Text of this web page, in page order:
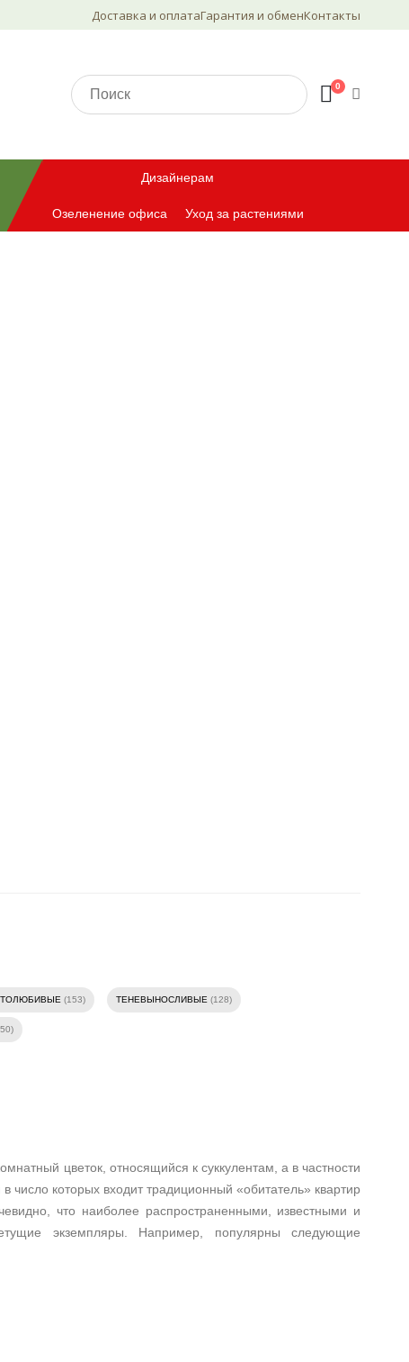
Доставка и оплатаГарантия и обменКонтакты
0
Озеленение офиса Уход за растениями
Дизайнерам
(153) ТЕНЕВЫНОСЛИВЫЕ (128)
цветок, относящийся к суккулентам, а в частности
которых входит традиционный «обитатель» квартир
что наиболее распространенными, известными и
экземпляры. Например, популярны следующие